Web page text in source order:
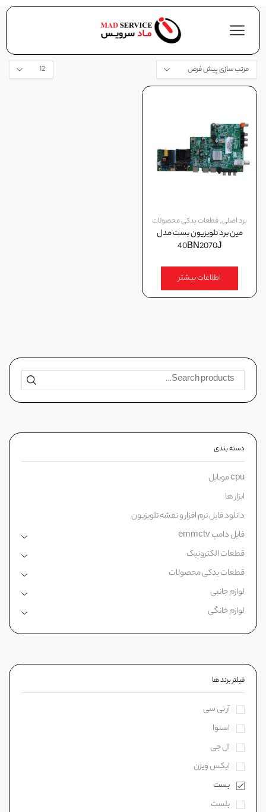
برد اصلی,قطعات یدکی محصولات
مین برد تلویزیون بست مدل
40BN2070J
اطلاعات بیشتر
دسته‌ بندی
cpu موبایل
ابزار ها
دانلود فایل نرم افزار و نقشه تلویزیون
فایل دامپ emmctv
قطعات الکترونیک
قطعات یدکی محصولات
لوازم جانبی
لوازم خانگی
فیلتر برند ها
آر تی سی
اسنوا
ال جی
ایکس ویژن
بست
بلست